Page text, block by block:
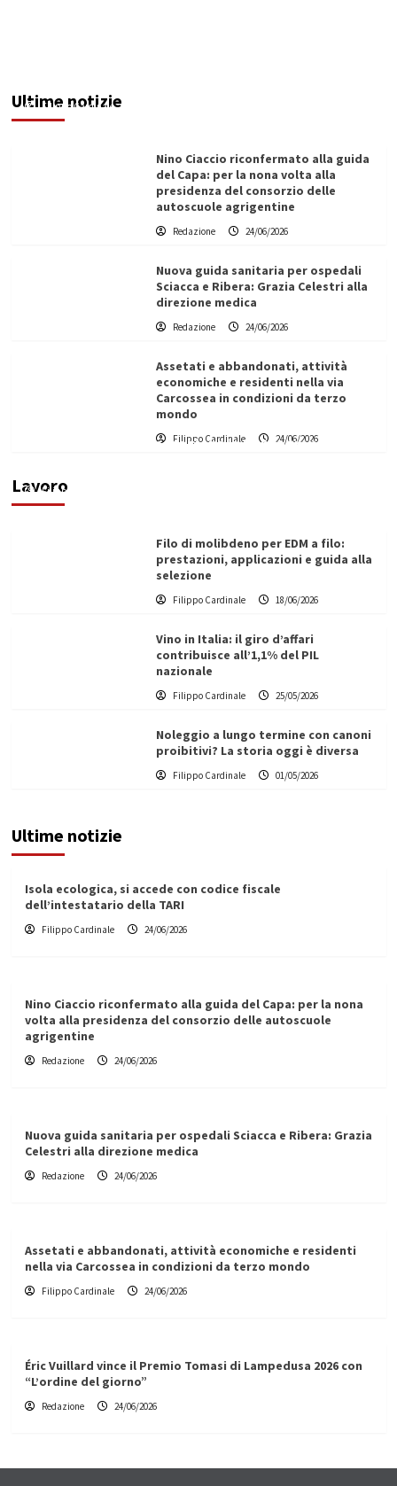
Ultime notizie
Filippo Cardinale
Nino Ciaccio riconfermato alla guida
del Capa: per la nona volta alla
presidenza del consorzio delle
autoscuole agrigentine
Redazione 24/06/2026
Nuova guida sanitaria per ospedali
Sciacca e Ribera: Grazia Celestri alla
direzione medica
Redazione 24/06/2026
Assetati e abbandonati, attività
economiche e residenti nella via
Carcossea in condizioni da terzo
mondo
Filippo Cardinale 24/06/2026
Lavoro
L’ingegnere saccense Buscarnera partner chiave
di un progetto transnazionale per la transizione
Filippo Cardinale
Filo di molibdeno per EDM a filo:
prestazioni, applicazioni e guida alla
selezione
Filippo Cardinale 18/06/2026
Vino in Italia: il giro d’affari
contribuisce all’1,1% del PIL
nazionale
Filippo Cardinale 25/05/2026
Noleggio a lungo termine con canoni
proibitivi? La storia oggi è diversa
Filippo Cardinale 01/05/2026
Ultime notizie
Isola ecologica, si accede con codice fiscale
dell’intestatario della TARI
Filippo Cardinale 24/06/2026
Nino Ciaccio riconfermato alla guida del Capa: per la nona
volta alla presidenza del consorzio delle autoscuole
agrigentine
Redazione 24/06/2026
Nuova guida sanitaria per ospedali Sciacca e Ribera: Grazia
Celestri alla direzione medica
Redazione 24/06/2026
Assetati e abbandonati, attività economiche e residenti
nella via Carcossea in condizioni da terzo mondo
Filippo Cardinale 24/06/2026
Éric Vuillard vince il Premio Tomasi di Lampedusa 2026 con
“L’ordine del giorno”
Redazione 24/06/2026